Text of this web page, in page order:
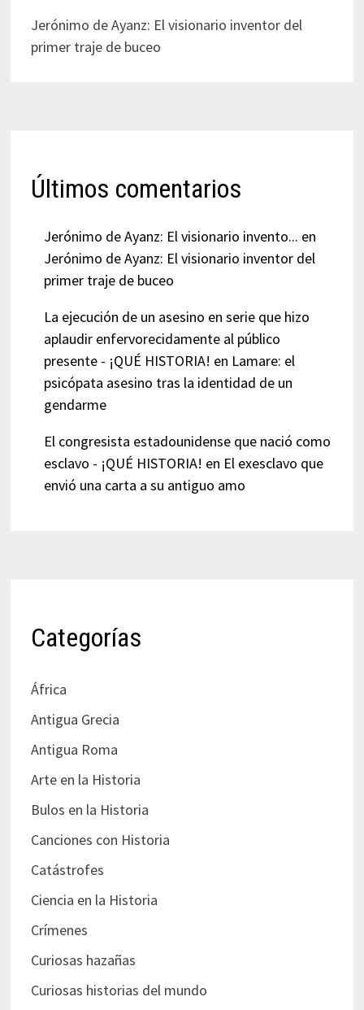
Jerónimo de Ayanz: El visionario inventor del
primer traje de buceo
Últimos comentarios
Jerónimo de Ayanz: El visionario invento... en
Jerónimo de Ayanz: El visionario inventor del
primer traje de buceo
La ejecución de un asesino en serie que hizo
aplaudir enfervorecidamente al público
presente - ¡QUÉ HISTORIA! en Lamare: el
psicópata asesino tras la identidad de un
gendarme
El congresista estadounidense que nació como
esclavo - ¡QUÉ HISTORIA! en El exesclavo que
envió una carta a su antiguo amo
Categorías
África
Antigua Grecia
Antigua Roma
Arte en la Historia
Bulos en la Historia
Canciones con Historia
Catástrofes
Ciencia en la Historia
Crímenes
Curiosas hazañas
Curiosas historias del mundo